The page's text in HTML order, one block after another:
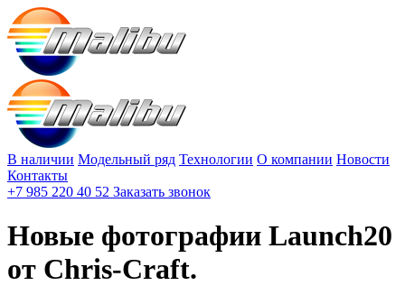
В наличии Модельный ряд Технологии О компании Новости
Контакты
+7 985 220 40 52 Заказать звонок
Новые фотографии Launch20
от Chris-Craft.